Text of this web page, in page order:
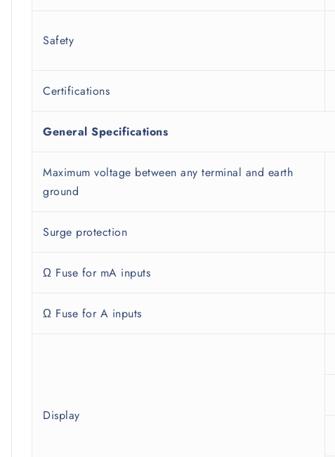
Safety
Certifications
General Specifications
Maximum voltage between any terminal and earth
ground
Surge protection
Ω Fuse for mA inputs
Ω Fuse for A inputs
Display